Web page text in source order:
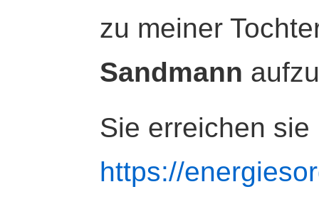
zu meiner
Sandmann
Sie erreichen sie
https://